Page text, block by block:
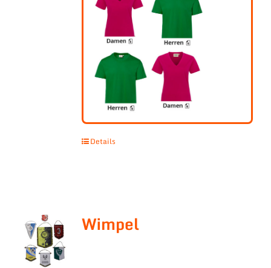
Details
Wimpel